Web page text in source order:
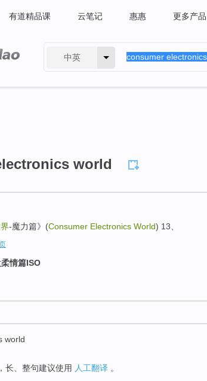
有道精品课 云笔记 惠惠 更多产品
中英
world
-魔力篇》(Consumer Electronics World) 13、
情篇ISO
world
长、整句建议使用 人工翻译 。